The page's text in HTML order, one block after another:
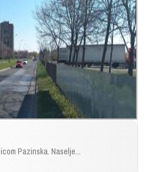
Pazinska. Naselje...